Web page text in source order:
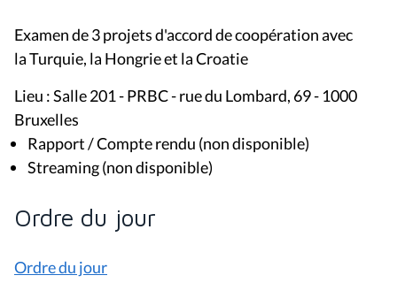
Examen de 3 projets d'accord de coopération avec
la Turquie, la Hongrie et la Croatie
Lieu : Salle 201 - PRBC - rue du Lombard, 69 - 1000
Bruxelles
Rapport / Compte rendu (non disponible)
Streaming (non disponible)
Ordre du jour
Ordre du jour